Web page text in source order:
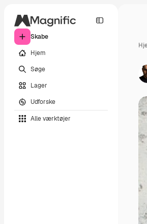
Skabe
Hjem
Søge
Lager
Udforske
Alle værktøjer